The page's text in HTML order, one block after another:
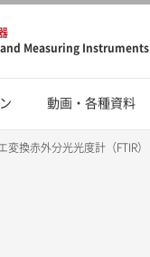
Measuring Instruments
動画・各種資料
変換赤外分光光度計（FTIR）